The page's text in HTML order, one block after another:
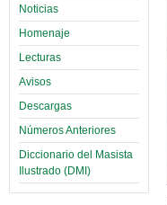
Noticias
Homenaje
Lecturas
Avisos
Descargas
Números Anteriores
Diccionario del Masista
Ilustrado (DMI)